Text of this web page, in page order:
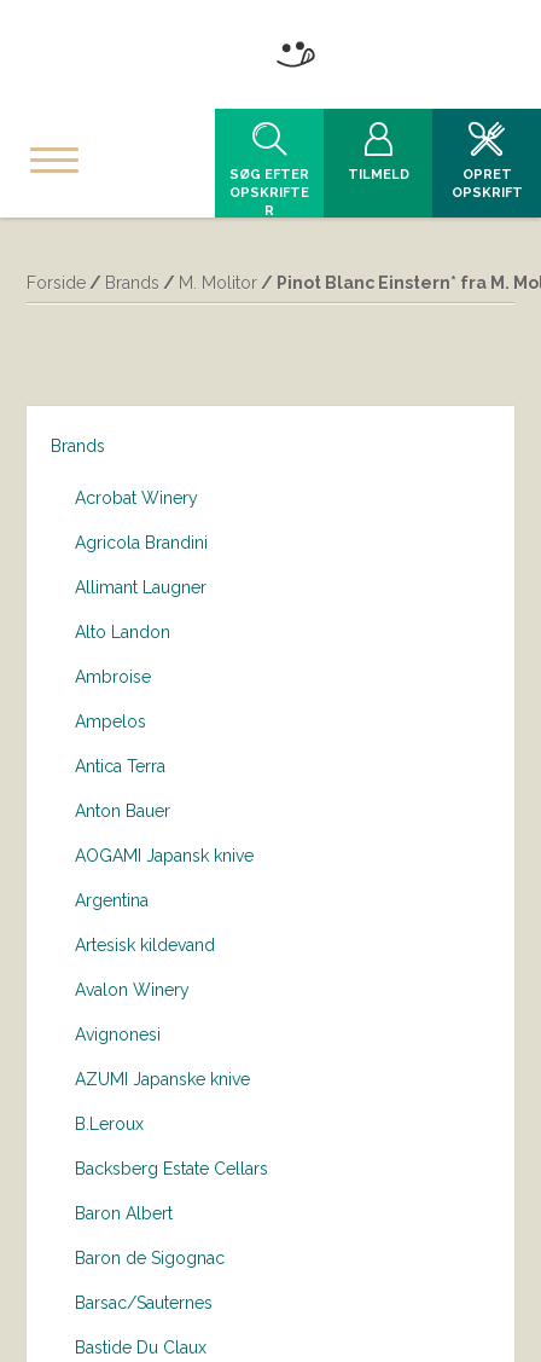
SØG EFTER
OPSKRIFTE
R
TILMELD
OPRET
OPSKRIFT
Forside / Brands / M. Molitor / Pinot Blanc Einstern* fra M.
Brands
Acrobat Winery
Agricola Brandini
Allimant Laugner
Alto Landon
Ambroise
Ampelos
Antica Terra
Anton Bauer
AOGAMI Japansk knive
Argentina
Artesisk kildevand
Avalon Winery
Avignonesi
AZUMI Japanske knive
B.Leroux
Backsberg Estate Cellars
Baron Albert
Baron de Sigognac
Barsac/Sauternes
Bastide Du Claux